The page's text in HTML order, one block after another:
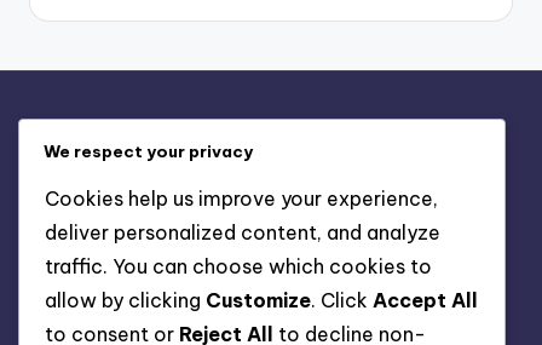
Over
Cookievoorkeuren
Privacybeleid
Gebruikersovereenkomst
We respect your privacy
Cookies help us improve your experience,
deliver personalized content, and analyze
traffic. You can choose which cookies to
allow by clicking Customize. Click Accept All
to consent or Reject All to decline non-